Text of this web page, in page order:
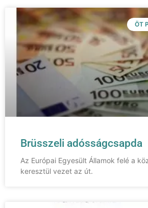
ÖT
Brüsszeli adósságcsapda
Az Európai Egyesült Államok felé a
keresztül vezet az út.